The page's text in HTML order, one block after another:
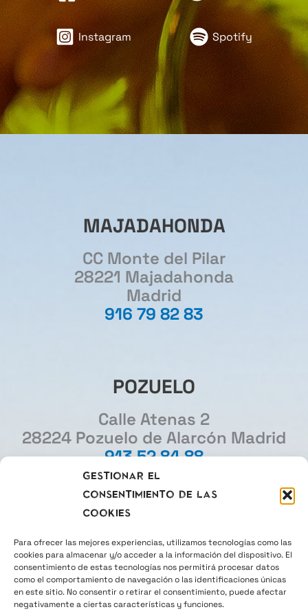
Gestionar el
consentimiento de las
cookies
Para ofrecer las mejores experiencias, utilizamos tecnologías como las
cookies para almacenar y/o acceder a la información del dispositivo. El
consentimiento de estas tecnologías nos permitirá procesar datos
como el comportamiento de navegación o las identificaciones únicas
en este sitio. No consentir o retirar el consentimiento, puede afectar
negativamente a ciertas características y funciones.
Instagram Spotify
MAJADAHONDA
CC Monte del Pilar
28221 Majadahonda
Madrid
916 79 82 83
POZUELO
Calle Atenas 2
28224 Pozuelo de Alarcón Madrid
913 52 84 88
MADRID
Gourmet Experience
Plaza del Callao 2
28013 Madrid
915 22 26 30